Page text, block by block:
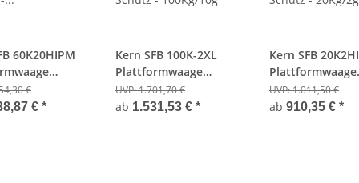
60K20HIPM
-
-Hochanzeige
€
€ *
Kern SFB 100K-2XL
Plattformwaage
IP65/67 Schutz -
100Kg/10g
UVP:1.701,70 €
ab 1.531,53 € *
Kern SFB
Plattformwaage
IP65/67 Schutz -
20Kg/2g -
UVP:1.011,50 €
ab 910,35 € *